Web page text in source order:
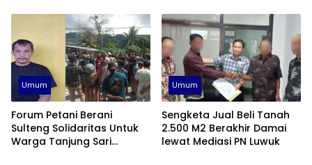
Umum
Forum Petani Berani
Sulteng Solidaritas Untuk
Warga Tanjung Sari
Umum
Sengketa Jual Beli Tanah
2.500 M2 Berakhir Damai
lewat Mediasi PN Luwuk